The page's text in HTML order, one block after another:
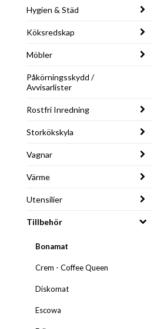
Hygien & Städ
Köksredskap
Möbler
Påkörningsskydd /
Avvisarlister
Rostfri Inredning
Storkökskyla
Vagnar
Värme
Utensilier
Tillbehör
Bonamat
Crem - Coffee Queen
Diskomat
Escowa